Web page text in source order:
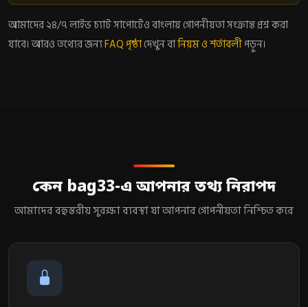
আমাদের ২৪/৭ লাইভ চ্যাট সাপোর্টেও বাংলায় গোপনীয়তা সংক্রান্ত প্রশ্ন করা
যাবে। আরও তথ্যের জন্যFAQ পৃষ্ঠাদেখুন বানিয়ম ও শর্তাবলীপড়ুন।
কেন bag33-এ আপনার তথ্য নিরাপদ
আমাদের বহুস্তরীয় সুরক্ষা ব্যবস্থা যা আপনার গোপনীয়তা নিশ্চিত করে